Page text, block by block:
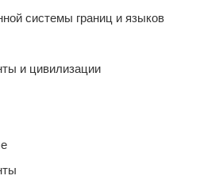
системы границ и языков
и цивилизации